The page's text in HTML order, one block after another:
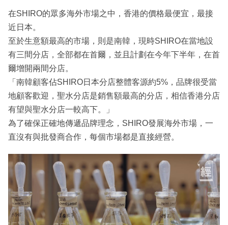
在SHIRO的眾多海外市場之中，香港的價格最便宜，最接
近日本。
至於生意額最高的市場，則是南韓，現時SHIRO在當地設
有三間分店，全部都在首爾，並且計劃在今年下半年，在首
爾增開兩間分店。
「南韓顧客佔SHIRO日本分店整體客源約5%，品牌很受當
地顧客歡迎，聖水分店是銷售額最高的分店，相信香港分店
有望與聖水分店一較高下。」
為了確保正確地傳遞品牌理念，SHIRO發展海外市場，一
直沒有與批發商合作，每個市場都是直接經營。